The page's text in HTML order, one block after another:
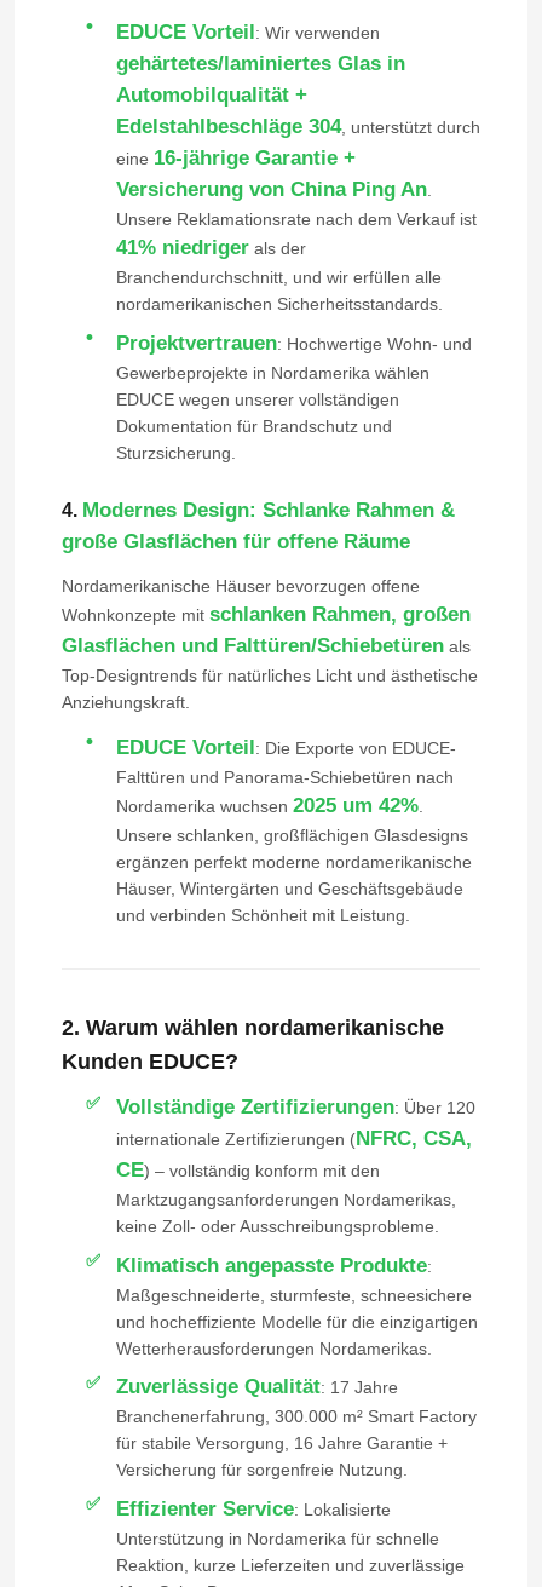
Über uns
Fabrik-Ausflug
Qualitätskontrolle
Kontakt US
Fallstudie
Fordern Sie ein Zitat
Aluminiumtür
Aluminiumfenster
Sonnenzimmer aus Aluminium
Zwischenwand
EDUCE Vorteil : Wir verwenden
gehärtetes/laminiertes Glas in
Automobilqualität +
Edelstahlbeschläge 304, unterstützt durch
eine 16-jährige Garantie +
Versicherung von China Ping An.
Unsere Reklamationsrate nach dem Verkauf ist
41% niedriger als der
Branchendurchschnitt, und wir erfüllen alle
nordamerikanischen Sicherheitsstandards.
Projektvertrauen: Hochwertige Wohn- und
Gewerbeprojekte in Nordamerika wählen
EDUCE wegen unserer vollständigen
Dokumentation für Brandschutz und
Sturzsicherung.
4. Modernes Design: Schlanke Rahmen &
große Glasflächen für offene Räume
Nordamerikanische Häuser bevorzugen offene
Wohnkonzepte mit schlanken Rahmen, großen
Glasflächen und Falttüren/Schiebetürenals
Top-Designtrends für natürliches Licht und ästhetische
Anziehungskraft.
EDUCE Vorteil: Die Exporte von EDUCE-
Falttüren und Panorama-Schiebetüren nach
Nordamerika wuchsen2025 um 42%
Unsere schlanken, großflächigen Glasdesigns
ergänzen perfekt moderne nordamerikanische
Häuser, Wintergärten und Geschäftsgebäude
und verbinden Schönheit mit Leistung.
2. Warum wählen nordamerikanische
Kunden EDUCE?
Vollständige Zertifizierungen: Über 120
internationale Zertifizierungen (NFRC, CSA,
CE) – vollständig konform mit den
Marktzugangsanforderungen Nordamerikas,
keine Zoll- oder Ausschreibungsprobleme.
Klimatisch angepasste Produkte:
Maßgeschneiderte, sturmfeste, schneesichere
und hocheffiziente Modelle für die einzigartigen
Wetterherausforderungen Nordamerikas.
Zuverlässige Qualität: 17 Jahre
Branchenerfahrung, 300.000 m² Smart Factory
für stabile Versorgung, 16 Jahre Garantie +
Versicherung für sorgenfreie Nutzung.
Effizienter Service: Lokalisierte
Unterstützung in Nordamerika für schnelle
Reaktion, kurze Lieferzeiten und zuverlässige